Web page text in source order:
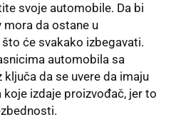
svoje automobile. Da bi
mora da ostane u
će svakako izbegavati.
automobila sa
da se uvere da imaju
izdaje proizvođač, jer to